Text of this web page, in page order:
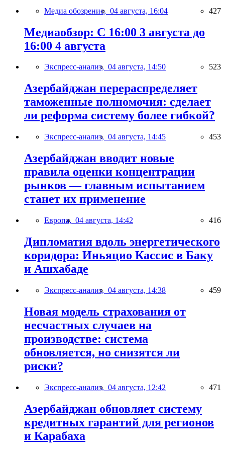
Медиа обозрение, 04 августа, 16:04 427
Медиаобзор: С 16:00 3 августа до
16:00 4 августа
Экспресс-анализ, 04 августа, 14:50 523
Азербайджан перераспределяет
таможенные полномочия: сделает
ли реформа систему более гибкой?
Экспресс-анализ, 04 августа, 14:45 453
Азербайджан вводит новые
правила оценки концентрации
рынков — главным испытанием
станет их применение
Европа, 04 августа, 14:42 416
Дипломатия вдоль энергетического
коридора: Иньяцио Кассис в Баку
и Ашхабаде
Экспресс-анализ, 04 августа, 14:38 459
Новая модель страхования от
несчастных случаев на
производстве: система
обновляется, но снизятся ли
риски?
Экспресс-анализ, 04 августа, 12:42 471
Азербайджан обновляет систему
кредитных гарантий для регионов
и Карабаха